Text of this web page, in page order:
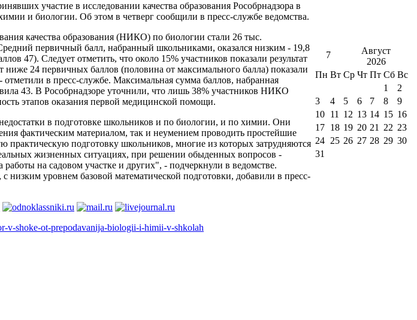
участие в исследовании качества образования Рособрнадзора в
и биологии. Об этом в четверг сообщили в пресс-службе ведомства.
качества образования (НИКО) по биологии стали 26 тыс.
первичный балл, набранный школьниками, оказался низким - 19,8
47). Следует отметить, что около 15% участников показали результат
ниже 24 первичных баллов (половина от максимального балла) показали
отметили в пресс-службе. Максимальная сумма баллов, набранная
43. В Рособрнадзоре уточнили, что лишь 38% участников НИКО
этапов оказания первой медицинской помощи.
в подготовке школьников и по биологии, и по химии. Они
фактическим материалом, так и неумением проводить простейшие
практическую подготовку школьников, многие из которых затрудняются
жизненных ситуациях, при решении обыденных вопросов -
на садовом участке и других", - подчеркнули в ведомстве.
низким уровнем базовой математической подготовки, добавили в пресс-
v-shoke-ot-prepodavanija-biologii-i-himii-v-shkolah
7
Август
2026
Пн Вт Ср Чт Пт Сб Вс
1
2
3
4 5 6 7 8
9
10 11 12 13 14 15 16
17 18 19 20 21 22 23
24 25 26 27 28 29 30
31